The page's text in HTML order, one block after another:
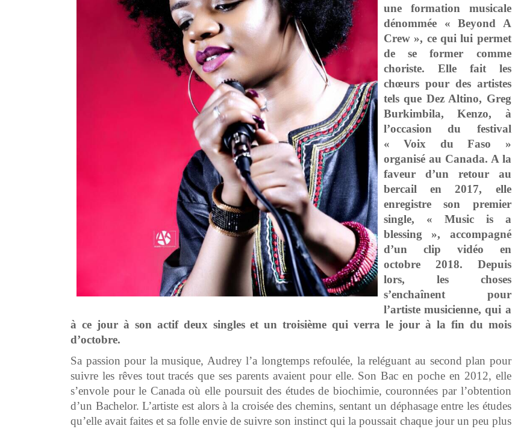
une formation musicale
dénommée « Beyond A
Crew », ce qui lui permet
de se former comme
choriste. Elle fait les
chœurs pour des artistes
tels que Dez Altino, Greg
Burkimbila, Kenzo, à
l’occasion du festival
« Voix du Faso »
organisé au Canada. A la
faveur d’un retour au
bercail en 2017, elle
enregistre son premier
single, « Music is a
blessing », accompagné
d’un clip vidéo en
octobre 2018. Depuis
lors, les choses
s’enchaînent pour
l’artiste musicienne, qui a
à ce jour à son actif deux singles et un troisième qui verra le jour à la fin du mois
d’octobre.
Sa passion pour la musique, Audrey l’a longtemps refoulée, la reléguant au second plan pour
suivre les rêves tout tracés que ses parents avaient pour elle. Son Bac en poche en 2012, elle
s’envole pour le Canada où elle poursuit des études de biochimie, couronnées par l’obtention
d’un Bachelor. L’artiste est alors à la croisée des chemins, sentant un déphasage entre les études
qu’elle avait faites et sa folle envie de suivre son instinct qui la poussait chaque jour un peu plus